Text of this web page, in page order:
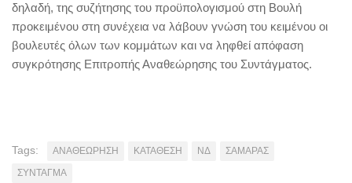
δηλαδή, της συζήτησης του προϋπολογισμού στη Βουλή
προκειμένου στη συνέχεια να λάβουν γνώση του κειμένου οι
βουλευτές όλων των κομμάτων και να ληφθεί απόφαση
συγκρότησης Επιτροπής Αναθεώρησης του Συντάγματος.
Tags: ΑΝΑΘΕΩΡΗΣΗ ΚΑΤΑΘΕΣΗ ΝΔ
ΣΑΜΑΡΑΣ
ΣΥΝΤΑΓΜΑ